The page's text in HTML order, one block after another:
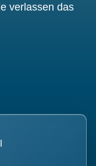
verlassen das